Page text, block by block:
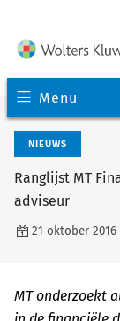
Menu
NIEUWS
Ranglijst MT
adviseur
21 oktober 2016
MT onderzoekt